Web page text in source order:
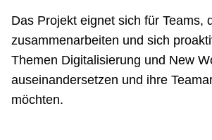
Das Projekt eignet sich für Teams,
zusammenarbeiten und sich
Themen Digitalisierung und New
auseinandersetzen und ihre
möchten.